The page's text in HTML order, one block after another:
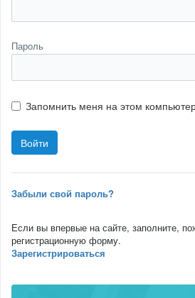
Пароль
Запомнить меня на этом
Забыли свой пароль?
Если вы впервые на сайте, заполните,
регистрационную форму.
Зарегистрироваться